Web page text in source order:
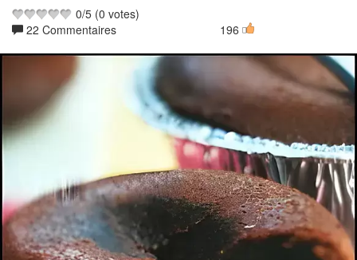
0/5 (0 votes)
22 Commentaires
196